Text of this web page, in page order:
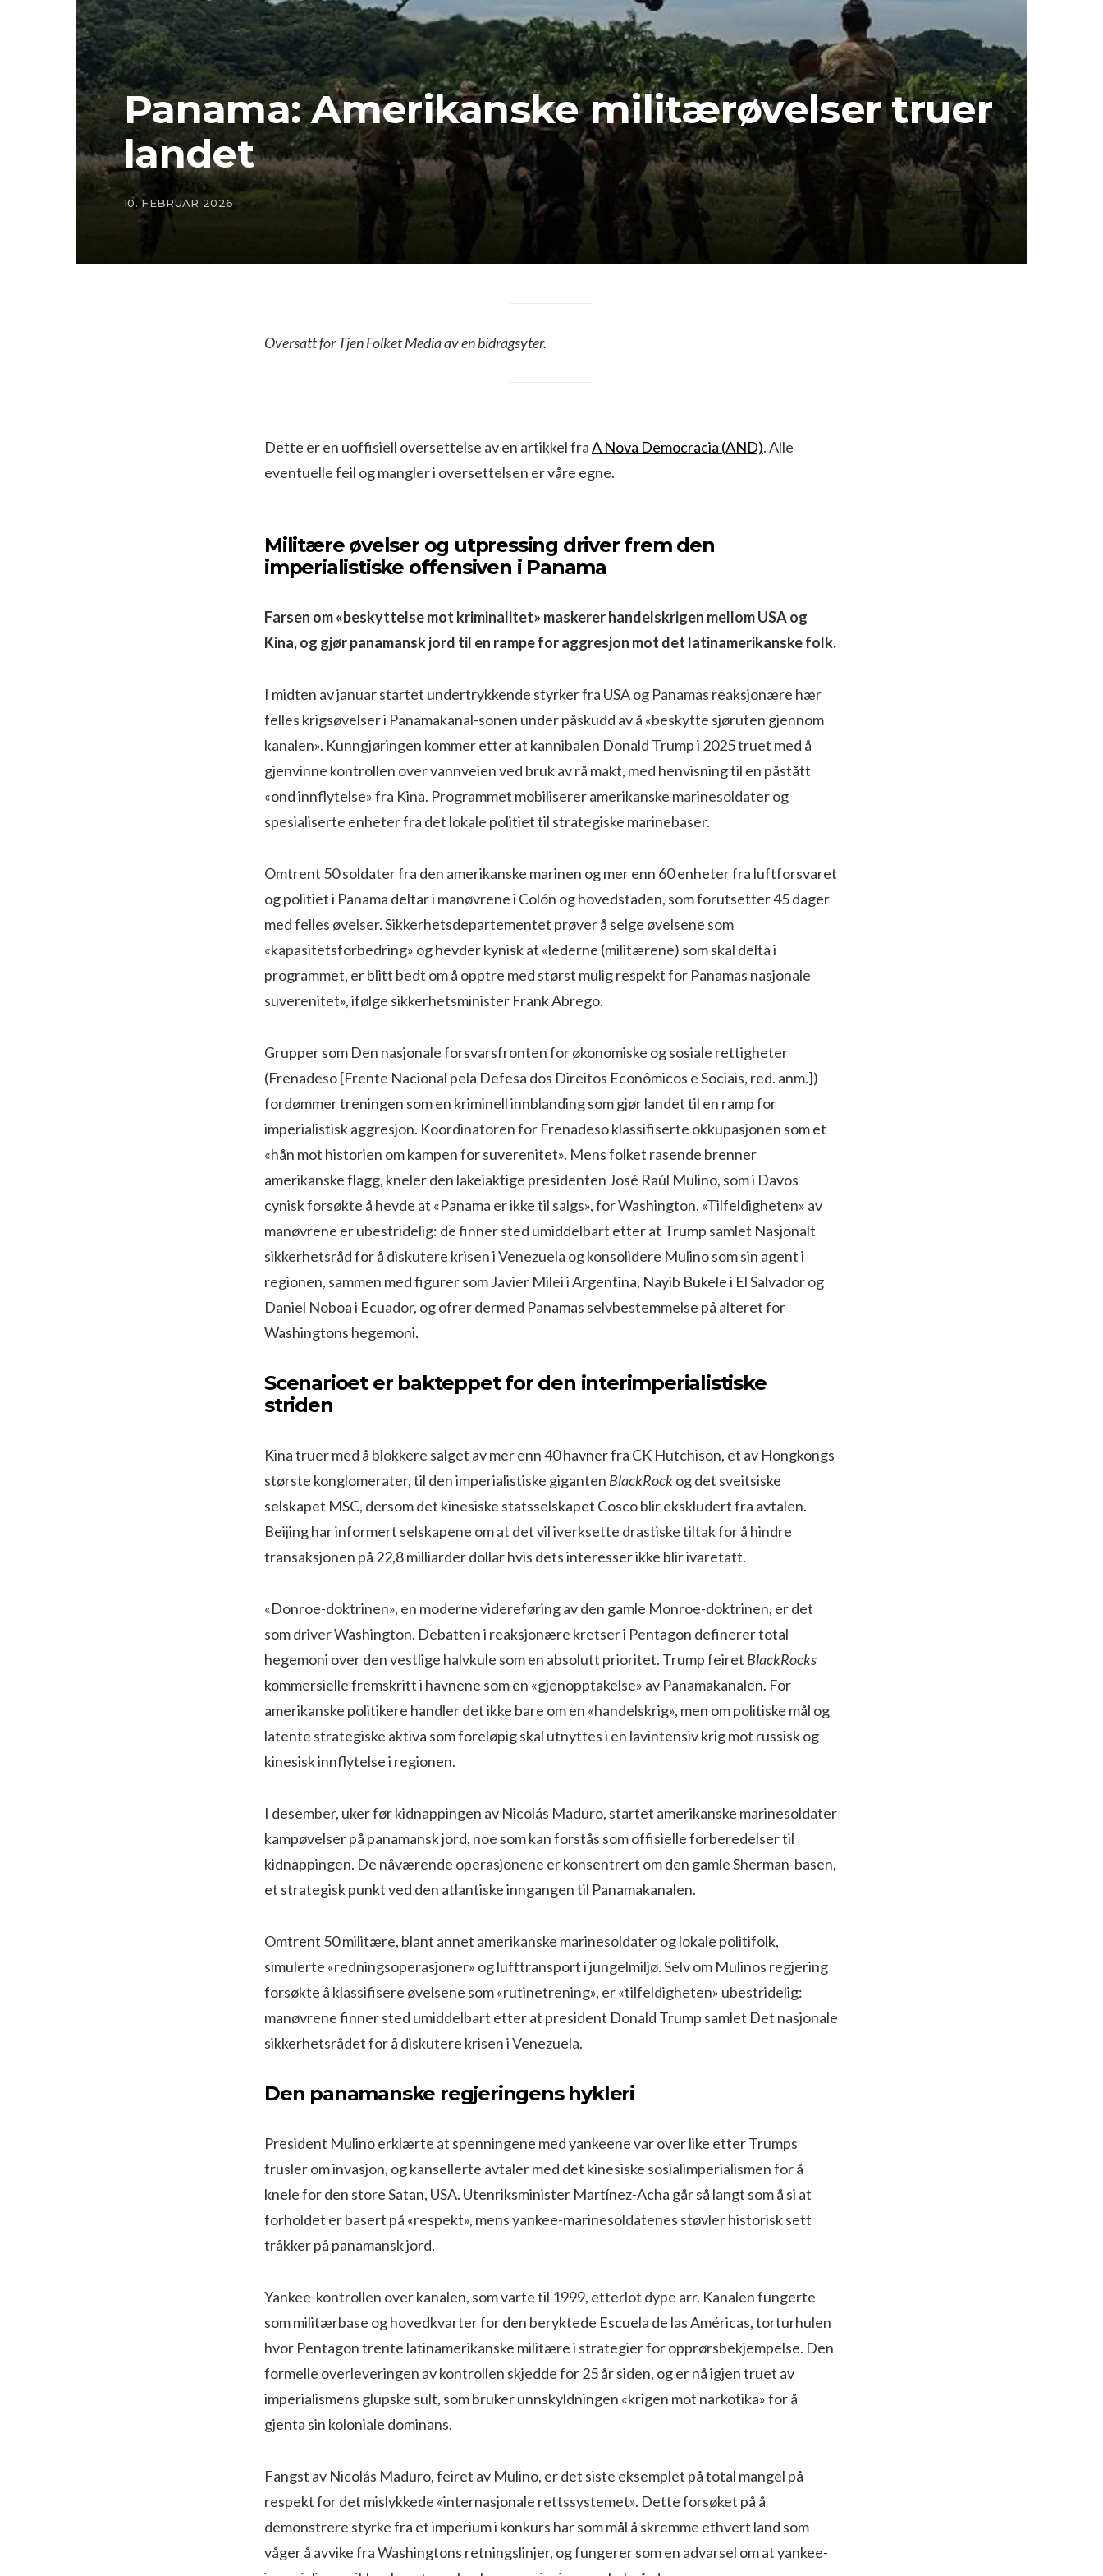
Panama: Amerikanske militærøvelser truer
landet
10. FEBRUAR 2026
Oversatt for Tjen Folket Media av en bidragsyter.
Dette er en uoffisiell oversettelse av en artikkel fraA Nova Democracia (AND). Alle
eventuelle feil og mangler i oversettelsen er våre egne.
Militære øvelser og utpressing driver frem den
imperialistiske offensiven i Panama
Farsen om «beskyttelse mot kriminalitet» maskerer handelskrigen mellom USA og
Kina, og gjør panamansk jord til en rampe for aggresjon mot det latinamerikanske folk.
I midten av januar startet undertrykkende styrker fra USA og Panamas reaksjonære hær
felles krigsøvelser i Panamakanal-sonen under påskudd av å «beskytte sjøruten gjennom
kanalen». Kunngjøringen kommer etter at kannibalen Donald Trump i 2025 truet med å
gjenvinne kontrollen over vannveien ved bruk av rå makt, med henvisning til en påstått
«ond innflytelse» fra Kina. Programmet mobiliserer amerikanske marinesoldater og
spesialiserte enheter fra det lokale politiet til strategiske marinebaser.
Omtrent 50 soldater fra den amerikanske marinen og mer enn 60 enheter fra luftforsvaret
og politiet i Panama deltar i manøvrene i Colón og hovedstaden, som forutsetter 45 dager
med felles øvelser. Sikkerhetsdepartementet prøver å selge øvelsene som
«kapasitetsforbedring» og hevder kynisk at «lederne (militærene) som skal delta i
programmet, er blitt bedt om å opptre med størst mulig respekt for Panamas nasjonale
suverenitet», ifølge sikkerhetsminister Frank Abrego.
Grupper som Den nasjonale forsvarsfronten for økonomiske og sosiale rettigheter
(Frenadeso [Frente Nacional pela Defesa dos Direitos Econômicos e Sociais, red. anm.])
fordømmer treningen som en kriminell innblanding som gjør landet til en ramp for
imperialistisk aggresjon. Koordinatoren for Frenadeso klassifiserte okkupasjonen som et
«hån mot historien om kampen for suverenitet». Mens folket rasende brenner
amerikanske flagg, kneler den lakeiaktige presidenten José Raúl Mulino, som i Davos
cynisk forsøkte å hevde at «Panama er ikke til salgs», for Washington. «Tilfeldigheten» av
manøvrene er ubestridelig: de finner sted umiddelbart etter at Trump samlet Nasjonalt
sikkerhetsråd for å diskutere krisen i Venezuela og konsolidere Mulino som sin agent i
regionen, sammen med figurer som Javier Milei i Argentina, Nayib Bukele i El Salvador og
Daniel Noboa i Ecuador, og ofrer dermed Panamas selvbestemmelse på alteret for
Washingtons hegemoni.
Scenarioet er bakteppet for den interimperialistiske
striden
Kina truer med å blokkere salget av mer enn 40 havner fra CK Hutchison, et av Hongkongs
største konglomerater, til den imperialistiske giganten BlackRockog det sveitsiske
selskapet MSC, dersom det kinesiske statsselskapet Cosco blir ekskludert fra avtalen.
Beijing har informert selskapene om at det vil iverksette drastiske tiltak for å hindre
transaksjonen på 22,8 milliarder dollar hvis dets interesser ikke blir ivaretatt.
«Donroe-doktrinen», en moderne videreføring av den gamle Monroe-doktrinen, er det
som driver Washington. Debatten i reaksjonære kretser i Pentagon definerer total
hegemoni over den vestlige halvkule som en absolutt prioritet. Trump feiret BlackRocks
kommersielle fremskritt i havnene som en «gjenopptakelse» av Panamakanalen. For
amerikanske politikere handler det ikke bare om en «handelskrig», men om politiske mål og
latente strategiske aktiva som foreløpig skal utnyttes i en lavintensiv krig mot russisk og
kinesisk innflytelse i regionen.
I desember, uker før kidnappingen av Nicolás Maduro, startet amerikanske marinesoldater
kampøvelser på panamansk jord, noe som kan forstås som offisielle forberedelser til
kidnappingen. De nåværende operasjonene er konsentrert om den gamle Sherman-basen,
et strategisk punkt ved den atlantiske inngangen til Panamakanalen.
Omtrent 50 militære, blant annet amerikanske marinesoldater og lokale politifolk,
simulerte «redningsoperasjoner» og lufttransport i jungelmiljø. Selv om Mulinos regjering
forsøkte å klassifisere øvelsene som «rutinetrening», er «tilfeldigheten» ubestridelig:
manøvrene finner sted umiddelbart etter at president Donald Trump samlet Det nasjonale
sikkerhetsrådet for å diskutere krisen i Venezuela.
Den panamanske regjeringens hykleri
President Mulino erklærte at spenningene med yankeene var over like etter Trumps
trusler om invasjon, og kansellerte avtaler med det kinesiske sosialimperialismen for å
knele for den store Satan, USA. Utenriksminister Martínez-Acha går så langt som å si at
forholdet er basert på «respekt», mens yankee-marinesoldatenes støvler historisk sett
tråkker på panamansk jord.
Yankee-kontrollen over kanalen, som varte til 1999, etterlot dype arr. Kanalen fungerte
som militærbase og hovedkvarter for den beryktede Escuela de las Américas, torturhulen
hvor Pentagon trente latinamerikanske militære i strategier for opprørsbekjempelse. Den
formelle overleveringen av kontrollen skjedde for 25 år siden, og er nå igjen truet av
imperialismens glupske sult, som bruker unnskyldningen «krigen mot narkotika» for å
gjenta sin koloniale dominans.
Fangst av Nicolás Maduro, feiret av Mulino, er det siste eksemplet på total mangel på
respekt for det mislykkede «internasjonale rettssystemet». Dette forsøket på å
demonstrere styrke fra et imperium i konkurs har som mål å skremme ethvert land som
våger å avvike fra Washingtons retningslinjer, og fungerer som en advarsel om at yankee-